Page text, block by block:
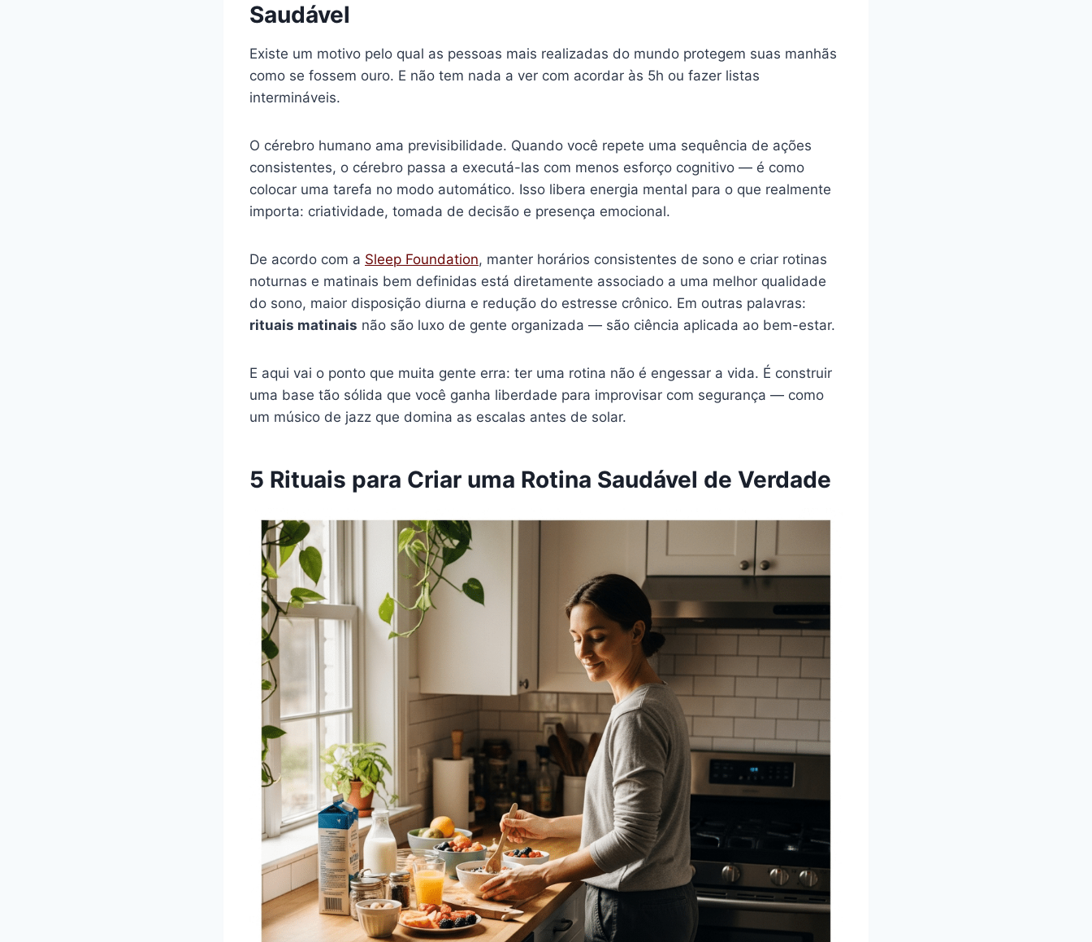
Saudável
Existe um motivo pelo qual as pessoas mais realizadas do mundo protegem suas manhãs
como se fossem ouro. E não tem nada a ver com acordar às 5h ou fazer listas
intermináveis.
O cérebro humano ama previsibilidade. Quando você repete uma sequência de ações
consistentes, o cérebro passa a executá-las com menos esforço cognitivo — é como
colocar uma tarefa no modo automático. Isso libera energia mental para o que realmente
importa: criatividade, tomada de decisão e presença emocional.
De acordo com a Sleep Foundation, manter horários consistentes de sono e criar rotinas
noturnas e matinais bem definidas está diretamente associado a uma melhor qualidade
do sono, maior disposição diurna e redução do estresse crônico. Em outras palavras:
rituais matinais não são luxo de gente organizada — são ciência aplicada ao bem-estar.
E aqui vai o ponto que muita gente erra: ter uma rotina não é engessar a vida. É construir
uma base tão sólida que você ganha liberdade para improvisar com segurança — como
um músico de jazz que domina as escalas antes de solar.
5 Rituais para Criar uma Rotina Saudável de Verdade